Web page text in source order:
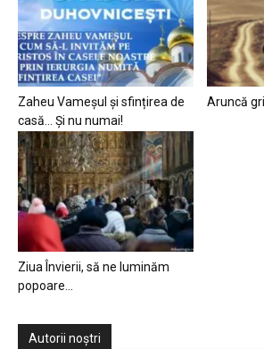
Zaheu Vameșul și sfințirea de
casă… Și nu numai!
Aruncă
Ziua Învierii, să ne luminăm
popoare…
Autorii noștri